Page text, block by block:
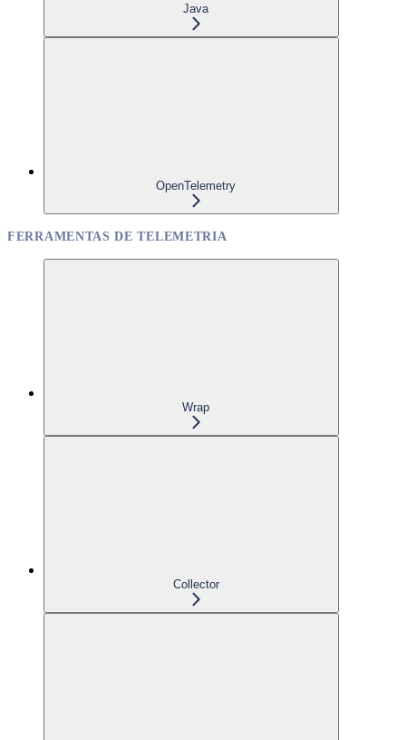
Java
OpenTelemetry
FERRAMENTAS DE TELEMETRIA
Wrap
Collector